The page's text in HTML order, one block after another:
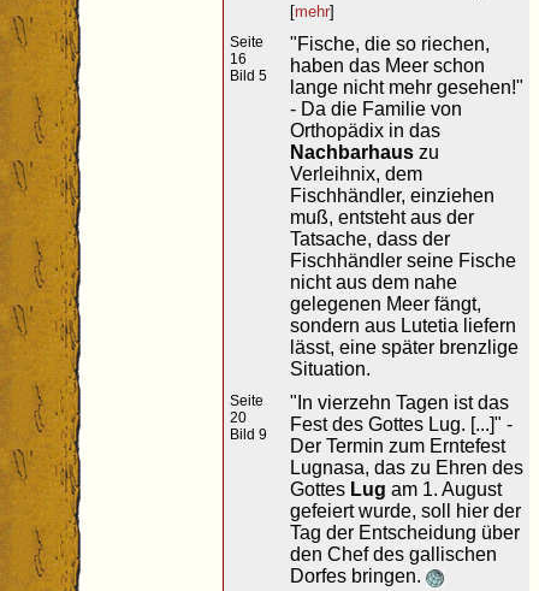
[mehr]
Seite
16
Bild 5
"Fische, die so riechen,
haben das Meer schon
lange nicht mehr gesehen!"
- Da die Familie von
Orthopädix in das
Nachbarhaus zu
Verleihnix, dem
Fischhändler, einziehen
muß, entsteht aus der
Tatsache, dass der
Fischhändler seine Fische
nicht aus dem nahe
gelegenen Meer fängt,
sondern aus Lutetia liefern
lässt, eine später brenzlige
Situation.
Seite
20
Bild 9
"In vierzehn Tagen ist das
Fest des Gottes Lug. [...]" -
Der Termin zum Erntefest
Lugnasa, das zu Ehren des
Gottes Lug am 1. August
gefeiert wurde, soll hier der
Tag der Entscheidung über
den Chef des gallischen
Dorfes bringen.